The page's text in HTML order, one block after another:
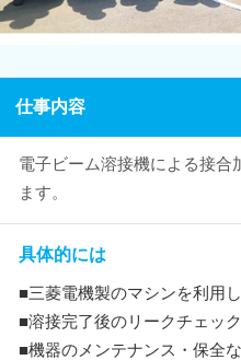
仕事内容
電子ビーム溶接機による接合
ます。
具体的には
■三菱電機製のマシンを利用
■溶接完了後のリークチェッ
■機器のメンテナンス・保全